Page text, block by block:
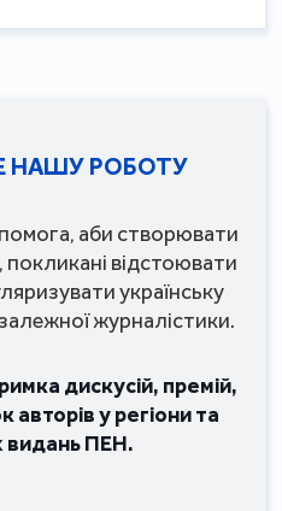
НАШУ РОБОТУ
аби створювати
відстоювати
українську
журналістики.
дискусій, премій,
авторів у регіони та
видань ПЕН.